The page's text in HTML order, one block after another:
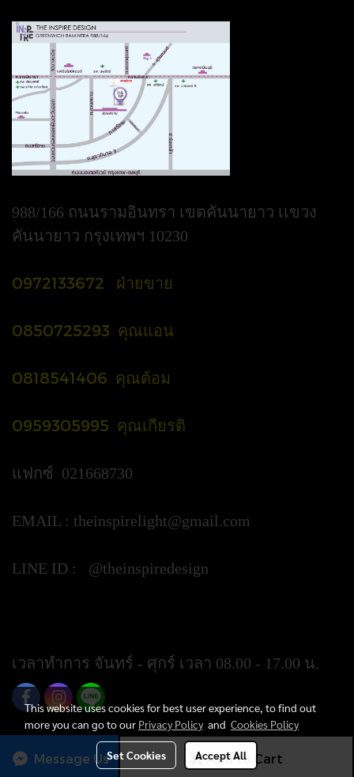
Add to Cart
Message Us
988/166 ถนนรามอินทรา เขตคันนายาว เเขวง
คันนายาว กรุงเทพฯ 10230
0972133672 ฝ่ายขาย
0850725293 คุณแอน
0818541406 คุณต้อม
0959305995 คุณเกียรติ
แฟกซ์ 021668730
EMAIL : theinspirelight@gmail.com
LINE ID : @theinspiredesign
เวลาทำการ จันทร์ - ศุกร์ เวลา 08.00 - 17.00 น.
This website uses cookies for best user experience, to find out
more you can go to our Privacy Policyand Cookies Policy
Set Cookies Accept All